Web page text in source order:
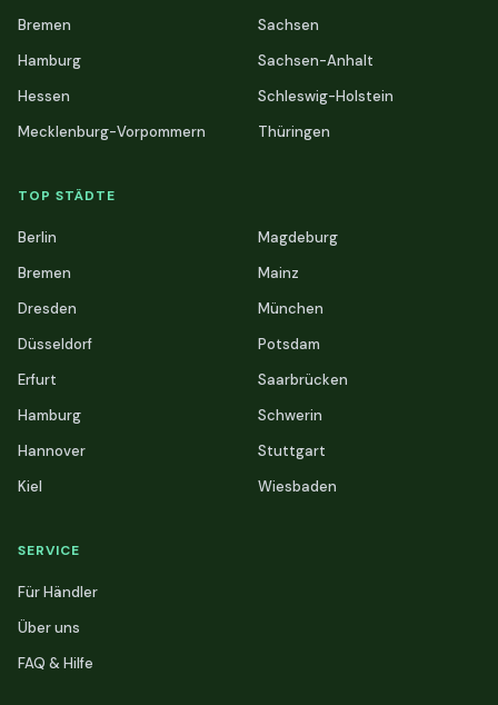
Bremen
Hamburg
Hessen
Mecklenburg-Vorpommern
Sachsen
Sachsen-Anhalt
Schleswig-Holstein
Thüringen
TOP STÄDTE
Berlin
Bremen
Dresden
Düsseldorf
Erfurt
Hamburg
Hannover
Kiel
Magdeburg
Mainz
München
Potsdam
Saarbrücken
Schwerin
Stuttgart
Wiesbaden
SERVICE
Für Händler
Über uns
FAQ & Hilfe